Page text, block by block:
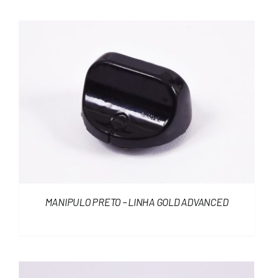
MANIPULO PRETO – LINHA GOLD ADVANCED